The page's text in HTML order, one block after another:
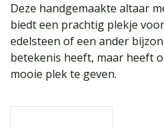
Deze handgemaakte altaar
biedt een prachtig plekje
edelsteen of een ander
betekenis heeft, maar heeft
mooie plek te geven.